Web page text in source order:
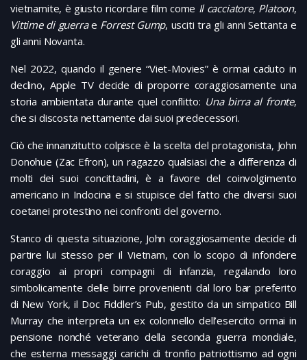
vietnamite, è giusto ricordare film come Il cacciatore, Platoon,
Vittime di guerrae Forrest Gump, usciti tra gli anni Settanta e
gli anni Novanta.
Nel 2022, quando il genere “Viet-Movies” è ormai caduto in
declino, Apple TV decide di proporre coraggiosamente una
storia ambientata durante quel conflitto: Una birra al fronte,
che si discosta nettamente dai suoi predecessori.
Ciò che innanzitutto colpisce è la scelta del protagonista, John
Donohue (Zac Efron), un ragazzo qualsiasi che a differenza di
molti dei suoi concittadini, è a favore del coinvolgimento
americano in Indocina e si stupisce del fatto che diversi suoi
coetanei protestino nei confronti del governo.
Stanco di questa situazione, John coraggiosamente decide di
partire lui stesso per il Vietnam, con lo scopo di infondere
coraggio ai propri compagni di infanzia, regalando loro
simbolicamente delle birre provenienti dal loro bar preferito
di New York, il Doc Fiddler’s Pub, gestito da un simpatico Bill
Murray che interpreta un ex colonnello dell’esercito ormai in
pensione nonché veterano della seconda guerra mondiale,
che esterna messaggi carichi di tronfio patriottismo ad ogni